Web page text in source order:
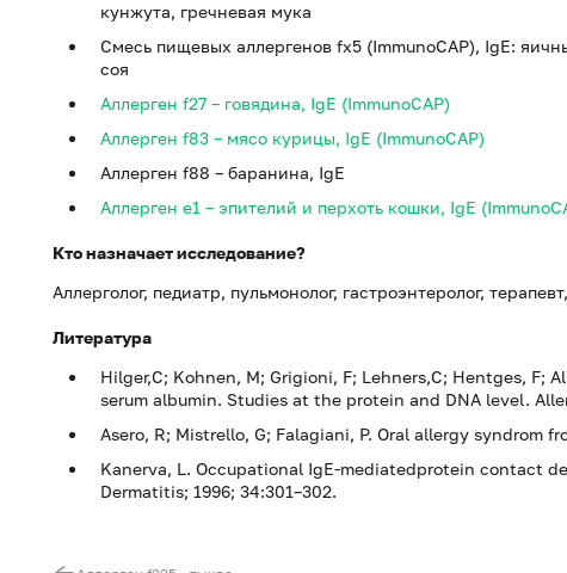
кунжута, гречневая мука
Смесь пищевых аллергенов fx5 (ImmunoCAP), IgE:
соя
Аллерген f27 – говядина, IgE (ImmunoCAP)
Аллерген f83 – мясо курицы, IgE (ImmunoCAP)
Аллерген f88 – баранина, IgE
Аллерген e1 – эпителий и перхоть кошки, IgE
Кто назначает исследование?
Аллерголог, педиатр, пульмонолог, гастроэнтеролог,
Литература
Hilger,C; Kohnen, M; Grigioni, F; Lehners,C; Hentges, F;
serum albumin. Studies at the protein and DNA level.
Asero, R; Mistrello, G; Falagiani, P. Oral allergy syndrom
Kanerva, L. Occupational IgE-mediatedprotein contact
Dermatitis; 1996; 34:301–302.